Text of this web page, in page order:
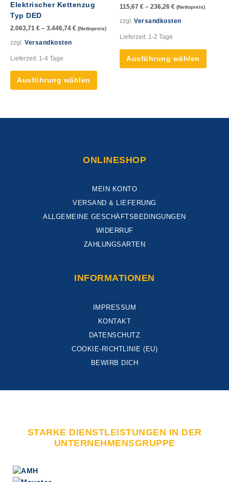
Elektrischer Kettenzug
Typ DED
2.063,71 € – 3.446,74 € (Nettopreis)
zzgl. Versandkosten
Lieferzeit: 1-4 Tage
Ausführung wählen
Optionen
können
Produktseite
gewählt
115,67 € – 236,26 € (Nettopreis)
zzgl. Versandkosten
Lieferzeit: 1-2 Tage
Ausführung wählen
der
ONLINESHOP
MEIN KONTO
VERSAND & LIEFERUNG
ALLGEMEINE GESCHÄFTSBEDINGUNGEN
WIDERRUF
ZAHLUNGSARTEN
INFORMATIONEN
IMPRESSUM
KONTAKT
DATENSCHUTZ
COOKIE-RICHTLINIE (EU)
BEWIRB DICH
STARKE DIENSTLEISTUNGEN IN DER
UNTERNEHMENSGRUPPE